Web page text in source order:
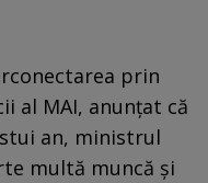
prin
al MAI, anunţat că
an, ministrul
multă muncă şi